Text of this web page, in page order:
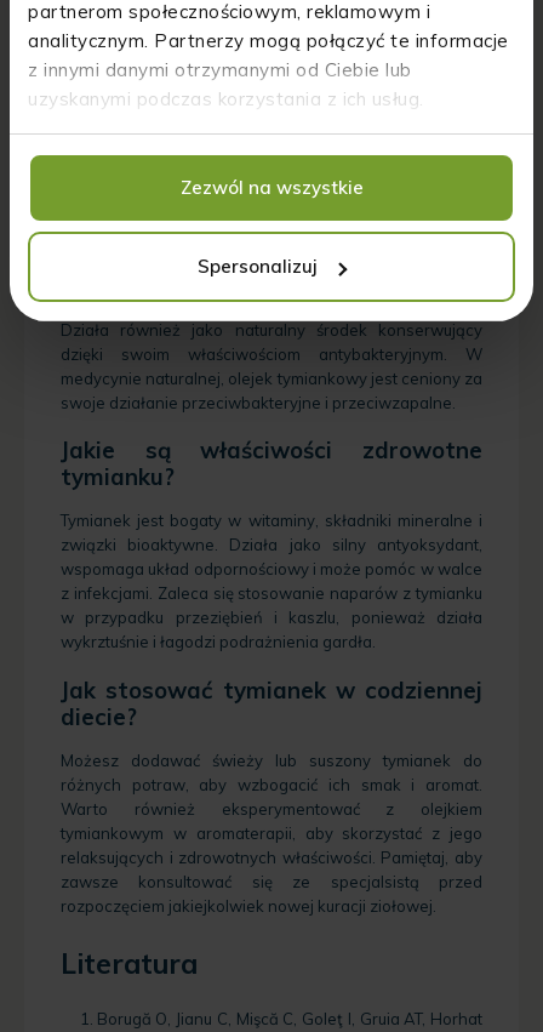
partnerom społecznościowym, reklamowym i
analitycznym. Partnerzy mogą połączyć te informacje
z innymi danymi otrzymanymi od Ciebie lub
uzyskanymi podczas korzystania z ich usług.
Zezwól na wszystkie
Spersonalizuj
FAQ
Masz pytania dotyczące tymianku? Jesteś we właściwym
miejscu! Oto najczęściej zadawane pytania i odpowiedzi,
tymianku?
Tymianek jest niezwykle wszechstronny. Można go
używać w kuchni jako przyprawę do mięs, zup i sosów.
Działa również jako naturalny środek konserwujący
dzięki swoim właściwościom antybakteryjnym. W
medycynie naturalnej, olejek tymiankowy jest ceniony za
swoje działanie przeciwbakteryjne i przeciwzapalne.
Jakie są właściwości zdrowotne
tymianku?
Tymianek jest bogaty w witaminy, składniki mineralne i
związki bioaktywne. Działa jako silny antyoksydant,
wspomaga układ odpornościowy i może pomóc w walce
z infekcjami. Zaleca się stosowanie naparów z tymianku
w przypadku przeziębień i kaszlu, ponieważ działa
wykrztuśnie i łagodzi podrażnienia gardła.
Jak stosować tymianek w codziennej
diecie?
Możesz dodawać świeży lub suszony tymianek do
różnych potraw, aby wzbogacić ich smak i aromat.
Warto również eksperymentować z olejkiem
tymiankowym w aromaterapii, aby skorzystać z jego
relaksujących i zdrowotnych właściwości. Pamiętaj, aby
zawsze konsultować się ze specjalsistą przed
rozpoczęciem jakiejkolwiek nowej kuracji ziołowej.
Literatura
Borugă O, Jianu C, Mişcă C, Goleţ I, Gruia AT, Horhat